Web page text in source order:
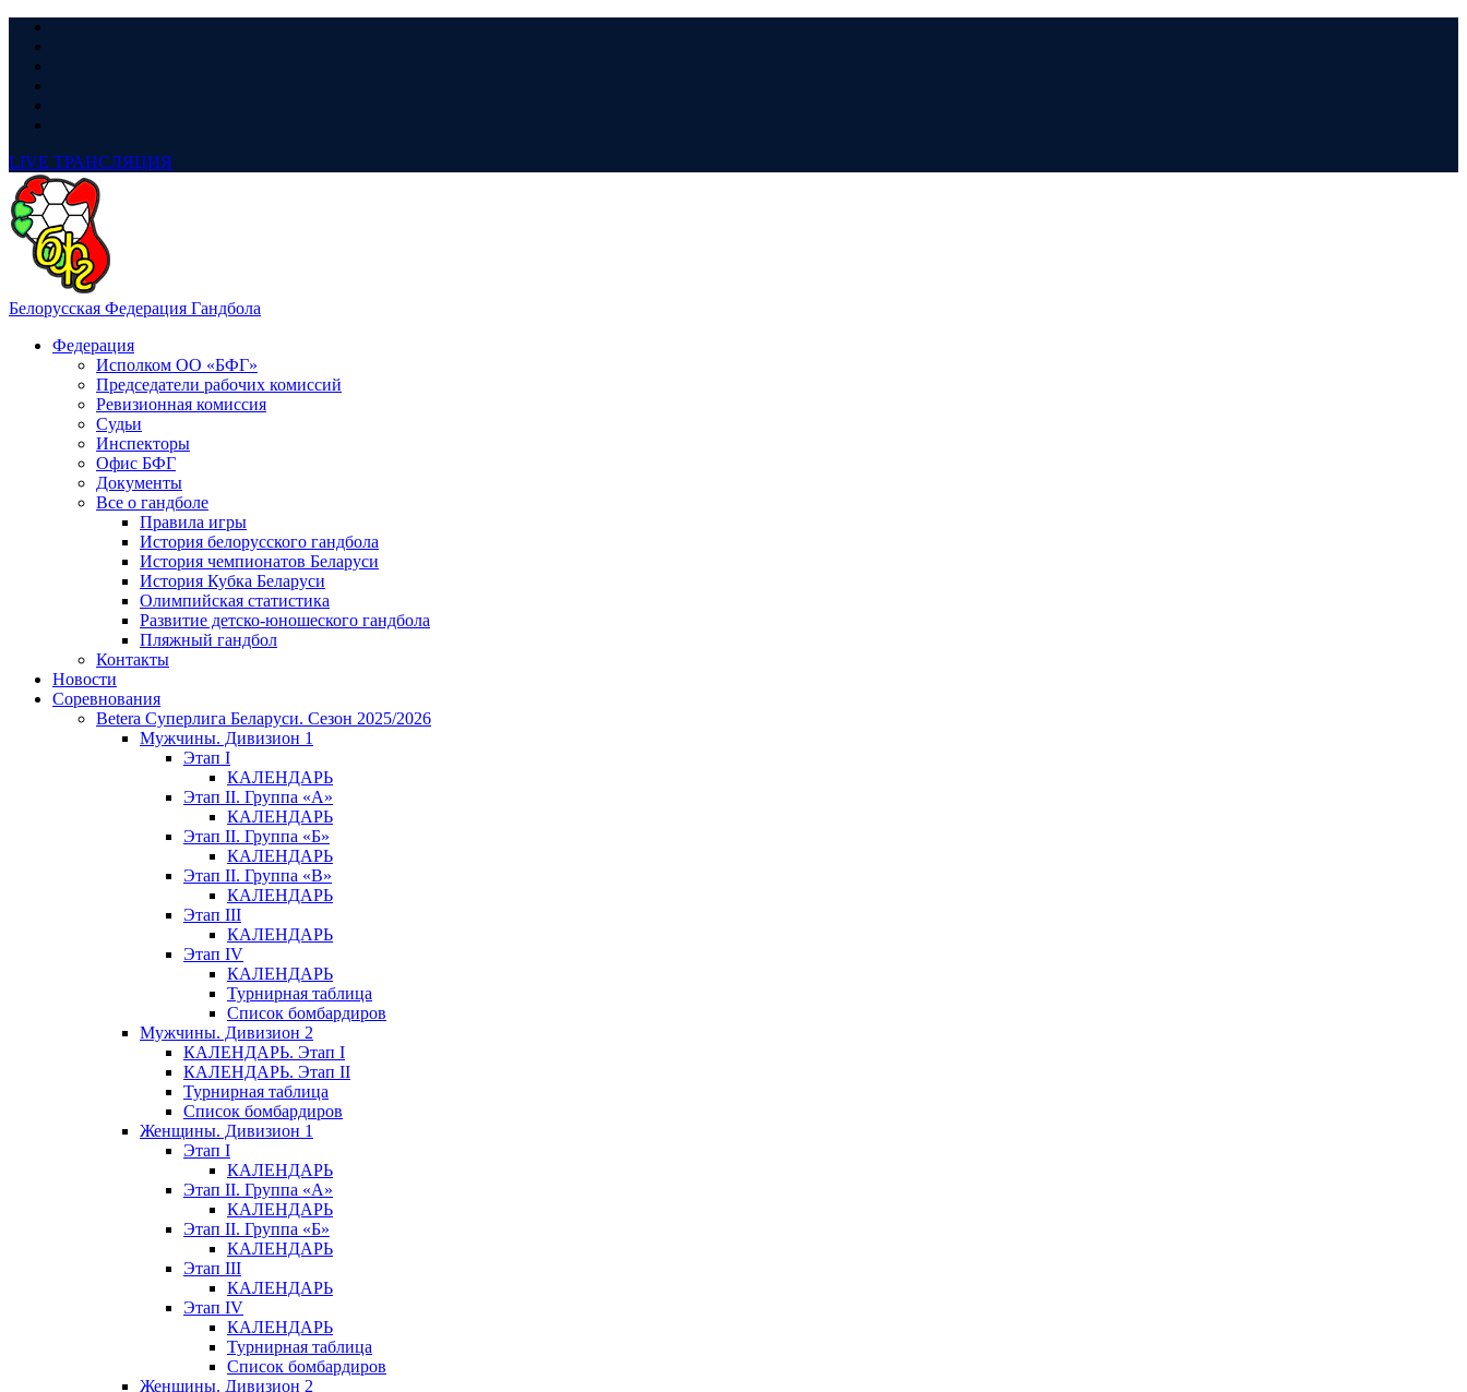
LIVE ТРАНСЛЯЦИЯ
Белорусская Федерация Гандбола
Федерация
Исполком ОО «БФГ»
Председатели рабочих комиссий
Ревизионная комиссия
Судьи
Инспекторы
Офис БФГ
Документы
Все о гандболе
Правила игры
История белорусского гандбола
История чемпионатов Беларуси
История Кубка Беларуси
Олимпийская статистика
Развитие детско-юношеского гандбола
Пляжный гандбол
Контакты
Новости
Соревнования
Betera Суперлига Беларуси. Сезон 2025/2026
Мужчины. Дивизион 1
Этап I
КАЛЕНДАРЬ
Этап II. Группа «А»
КАЛЕНДАРЬ
Этап II. Группа «Б»
КАЛЕНДАРЬ
Этап II. Группа «В»
КАЛЕНДАРЬ
Этап III
КАЛЕНДАРЬ
Этап IV
КАЛЕНДАРЬ
Турнирная таблица
Список бомбардиров
Мужчины. Дивизион 2
КАЛЕНДАРЬ. Этап I
КАЛЕНДАРЬ. Этап II
Турнирная таблица
Список бомбардиров
Женщины. Дивизион 1
Этап I
КАЛЕНДАРЬ
Этап II. Группа «А»
КАЛЕНДАРЬ
Этап II. Группа «Б»
КАЛЕНДАРЬ
Этап III
КАЛЕНДАРЬ
Этап IV
КАЛЕНДАРЬ
Турнирная таблица
Список бомбардиров
Женщины. Дивизион 2